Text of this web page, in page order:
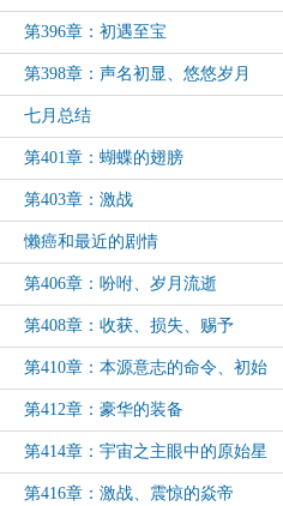
第396章：初遇至宝
第398章：声名初显、悠悠岁月
七月总结
第401章：蝴蝶的翅膀
第403章：激战
懒癌和最近的剧情
第406章：吩咐、岁月流逝
第408章：收获、损失、赐予
第410章：本源意志的命令、初始
之主
第412章：豪华的装备
第414章：宇宙之主眼中的原始星
第416章：激战、震惊的焱帝